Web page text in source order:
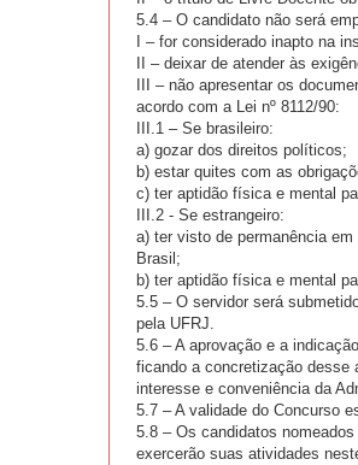
5.4 – O candidato não será
I – for considerado inapto na
II – deixar de atender às
III – não apresentar os
acordo com a Lei nº 8112/90:
III.1 – Se brasileiro:
a) gozar dos direitos políticos;
b) estar quites com as
c) ter aptidão física e mental
III.2 - Se estrangeiro:
a) ter visto de permanência
Brasil;
b) ter aptidão física e mental
5.5 – O servidor será
pela UFRJ.
5.6 – A aprovação e a
ficando a concretização desse
interesse e conveniência da
5.7 – A validade do Concurso
5.8 – Os candidatos
exercerão suas atividades